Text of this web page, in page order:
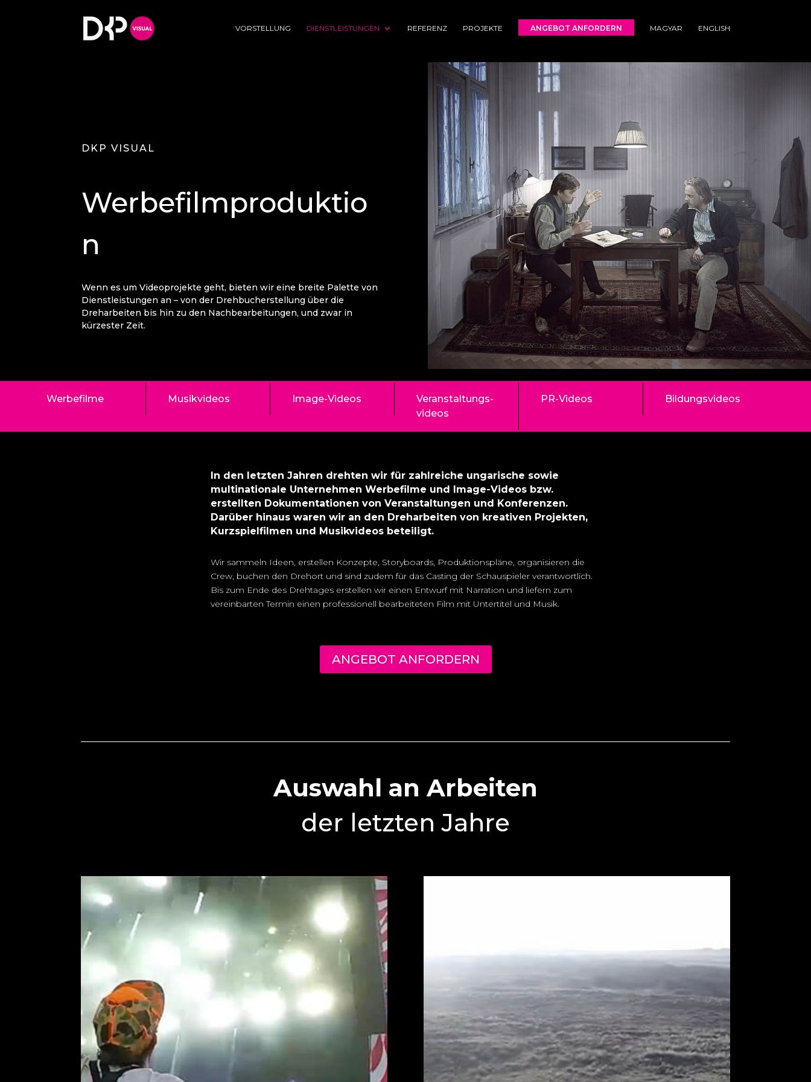
VORSTELLUNG DIENSTLEISTUNGEN REFERENZ PROJEKTE ANGEBOT ANFORDERN MAGYAR ENGLISH
DKP VISUAL
Werbefilmproduktio
n
Wenn es um Videoprojekte geht, bieten wir eine breite Palette von
Dienstleistungen an – von der Drehbucherstellung über die
Dreharbeiten bis hin zu den Nachbearbeitungen, und zwar in
kürzester Zeit.
Werbefilme Musikvideos Image-Videos
Veranstaltungs-
videos
PR-Videos Bildungsvideos
In den letzten Jahren drehten wir für zahlreiche ungarische sowie
multinationale Unternehmen Werbefilme und Image-Videos bzw.
erstellten Dokumentationen von Veranstaltungen und Konferenzen.
Darüber hinaus waren wir an den Dreharbeiten von kreativen Projekten,
Kurzspielfilmen und Musikvideos beteiligt.
Wir sammeln Ideen, erstellen Konzepte, Storyboards, Produktionspläne, organisieren die
Crew, buchen den Drehort und sind zudem für das Casting der Schauspieler verantwortlich.
Bis zum Ende des Drehtages erstellen wir einen Entwurf mit Narration und liefern zum
vereinbarten Termin einen professionell bearbeiteten Film mit Untertitel und Musik.
ANGEBOT ANFORDERN
Auswahl an Arbeiten
der letzten Jahre